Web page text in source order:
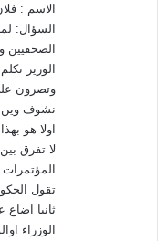
الاسم :
السؤال:
الصحفيين
الوزير
وتصرون
نشوف وين
اولا هو
لا تفرق
تقول
ثانيا
الوزراء